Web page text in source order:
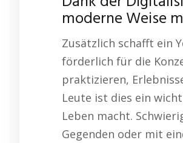
moderne Weise
Zusätzlich schafft ein
förderlich für die
praktizieren,
Leute ist dies ein
Leben macht.
Gegenden oder mit